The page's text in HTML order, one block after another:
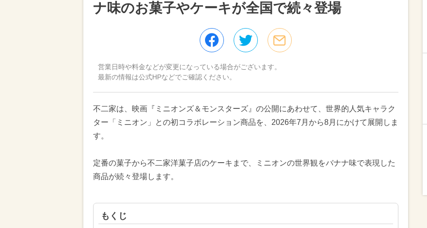
ナ味のお菓子やケーキが全国で続々登場
営業日時や料金などが変更になっている場合がございます。
最新の情報は公式HPなどでご確認ください。
不二家は、映画『ミニオンズ＆モンスターズ』の公開にあわせて、世界的人気キャラク
ター「ミニオン」との初コラボレーション商品を、2026年7月から8月にかけて展開しま
す。
定番の菓子から不二家洋菓子店のケーキまで、ミニオンの世界観をバナナ味で表現した
商品が続々登場します。
もくじ